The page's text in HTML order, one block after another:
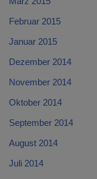
Februar 2015
Januar 2015
Dezember 2014
November 2014
Oktober 2014
September 2014
August 2014
Juli 2014